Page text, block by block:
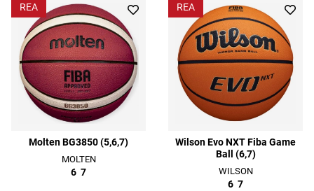
REA
Molten BG3850 (5,6,7)
MOLTEN
6 7
REA
Wilson Evo NXT Fiba Game
Ball (6,7)
WILSON
6 7